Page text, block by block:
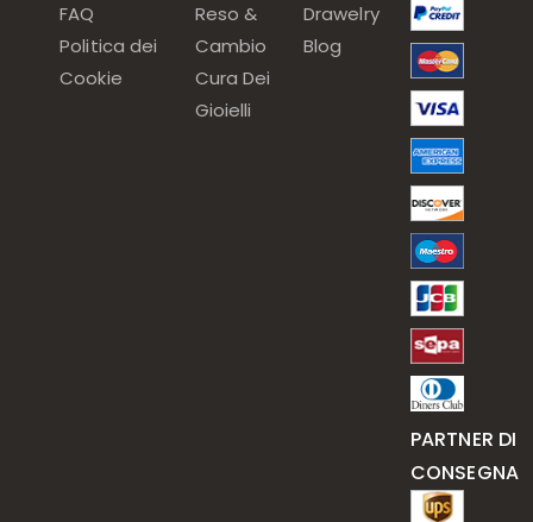
FAQ
Politica dei
Cookie
Reso &
Cambio
Cura Dei
Gioielli
Drawelry
Blog
PARTNER DI
CONSEGNA